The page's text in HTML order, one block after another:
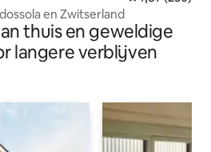
en Zwitserland
thuis en geweldige
langere verblijven